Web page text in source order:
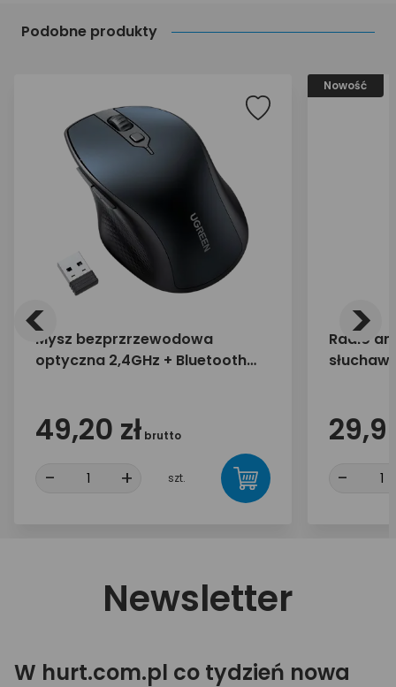
Podobne produkty
Mysz bezprzrzewodowa
optyczna 2,4GHz + Bluetooth
49,20 zł brutto
- + szt.
Nowość
Radio
-
< >
Newsletter
W hurt.com.pl co tydzień nowa